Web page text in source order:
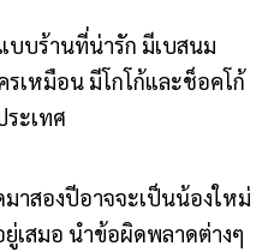
บบร้านที่น่ารัก มีเบสนม
รเหมือน มีโกโก้และช็อคโก้
ระเทศ
าสองปีอาจจะเป็นน้องใหม่
เสมอ นำข้อผิดพลาดต่างๆ